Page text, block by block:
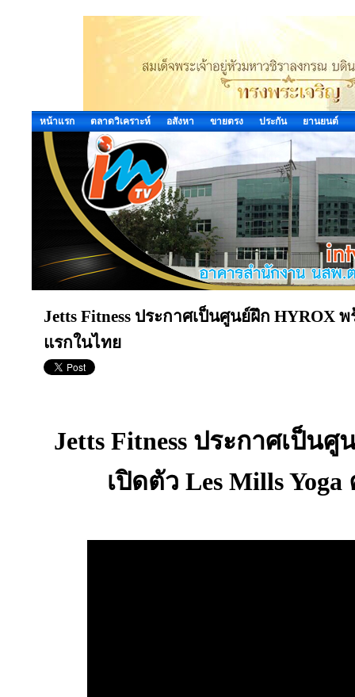
หน้าแรก ตลาดวิเคราะห์ อสังหา ขายตรง ประกัน ยานยนต์
Jetts Fitness ประกาศเป็นศูนย์ฝึก HYROX
แรกในไทย
Jetts Fitness ประกาศเป็น
เปิดตัว Les Mills